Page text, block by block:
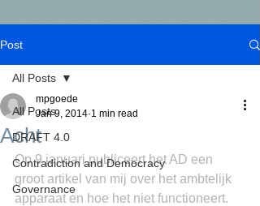
Post
All Posts
DRAFT 4.0
Contradiction and Democracy
Governance
All Posts
Acht
mpgoede
Jan 9, 2014 1 min read
Op 9 januari publiceert het AD een
groot artikel van mij over het ambtelijk
apparaat en hoe het niet functioneert.